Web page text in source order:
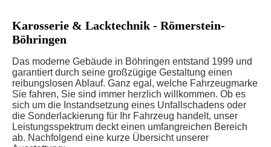
Karosserie & Lacktechnik - Römerstein-
Böhringen
Das moderne Gebäude in Böhringen entstand 1999 und
garantiert durch seine großzügige Gestaltung einen
reibungslosen Ablauf. Ganz egal, welche Fahrzeugmarke
Sie fahren, Sie sind immer herzlich willkommen. Ob es
sich um die Instandsetzung eines Unfallschadens oder
die Sonderlackierung für Ihr Fahrzeug handelt, unser
Leistungsspektrum deckt einen umfangreichen Bereich
ab. Nachfolgend eine kurze Übersicht unserer